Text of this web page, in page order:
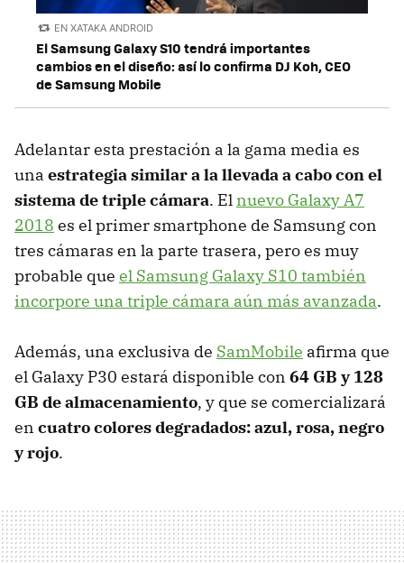
EN XATAKA ANDROID
El Samsung Galaxy S10 tendrá importantes
cambios en el diseño: así lo confirma DJ Koh, CEO
de Samsung Mobile
Adelantar esta prestación a la gama media es
una estrategia similar a la llevada a cabo con el
sistema de triple cámara. El nuevo Galaxy A7
2018 es el primer smartphone de Samsung con
tres cámaras en la parte trasera, pero es muy
probable que el Samsung Galaxy S10 también
incorpore una triple cámara aún más avanzada.
Además, una exclusiva de SamMobile afirma que
el Galaxy P30 estará disponible con 64 GB y 128
GB de almacenamiento, y que se comercializará
en cuatro colores degradados: azul, rosa, negro
y rojo.